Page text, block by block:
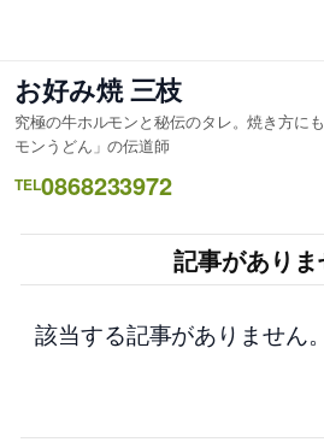
ス
キ
ッ
プ
お好み焼 三枝
究極の牛ホルモンと秘伝のタレ。焼き方に
モンうどん」の伝道師
TEL0868233972
記事があり
該当する記事がありません。